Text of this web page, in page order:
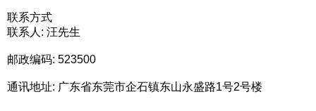
联系方式
联系人: 汪先生
邮政编码: 523500
通讯地址: 广东省东莞市企石镇东山永盛路1号2号楼